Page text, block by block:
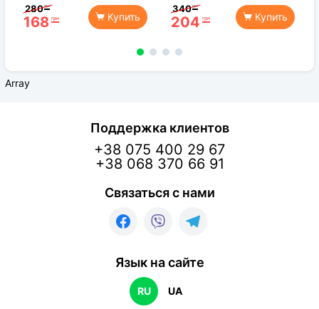
280 грн
168 грн Купить
340 грн
204 грн Купить
Array
Поддержка клиентов
+38 075 400 29 67
+38 068 370 66 91
Связаться с нами
Язык на сайте
RU UA